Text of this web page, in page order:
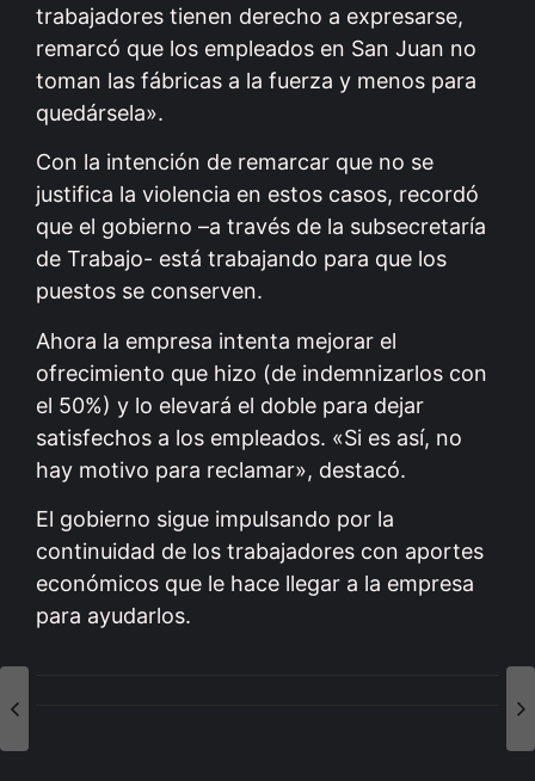
trabajadores tienen derecho a expresarse,
remarcó que los empleados en San Juan no
toman las fábricas a la fuerza y menos para
quedársela».
Con la intención de remarcar que no se
justifica la violencia en estos casos, recordó
que el gobierno –a través de la subsecretaría
de Trabajo- está trabajando para que los
puestos se conserven.
Ahora la empresa intenta mejorar el
ofrecimiento que hizo (de indemnizarlos con
el 50%) y lo elevará el doble para dejar
satisfechos a los empleados. «Si es así, no
hay motivo para reclamar», destacó.
El gobierno sigue impulsando por la
continuidad de los trabajadores con aportes
económicos que le hace llegar a la empresa
para ayudarlos.